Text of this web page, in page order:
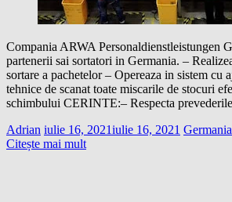
Compania ARWA Personaldienstleistungen
partenerii sai sortatori in Germania. –
sortare a pachetelor – Opereaza in sistem cu
tehnice de scanat toate miscarile de stocuri
schimbului CERINTE:– Respecta
Adrian iulie 16, 2021iulie 16, 2021 Germania
Citește mai mult